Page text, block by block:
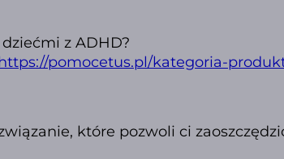
z ADHD?
pomocetus.pl/kategoria-
które pozwoli ci